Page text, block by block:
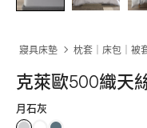
寢具床墊 枕套｜床包｜被
克萊歐500織天
月石灰